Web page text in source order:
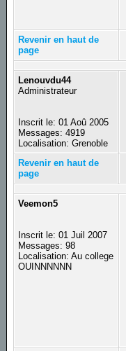
Revenir en haut de
page
Lenouvdu44
Administrateur
Inscrit le: 01 Aoû 2005
Messages: 4919
Localisation: Grenoble
Revenir en haut de
page
Veemon5
Inscrit le: 01 Juil 2007
Messages: 98
Localisation: Au college
OUINNNNNN